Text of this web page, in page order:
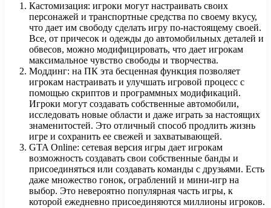
Кастомизация: игроки могут настраивать своих
персонажей и транспортные средства по своему вкусу,
что дает им свободу сделать игру по-настоящему своей.
Все, от причесок и одежды до автомобильных деталей и
обвесов, можно модифицировать, что дает игрокам
максимальное чувство свободы и творчества.
Моддинг: на ПК эта бесценная функция позволяет
игрокам настраивать и улучшать игровой процесс с
помощью скриптов и программных модификаций.
Игроки могут создавать собственные автомобили,
исследовать новые области и даже играть за настоящих
знаменитостей. Это отличный способ продлить жизнь
игре и сохранить ее свежей и захватывающей.
GTA Online: сетевая версия игры дает игрокам
возможность создавать свои собственные банды и
присоединяться или создавать команды с друзьями. Есть
даже множество гонок, ограблений и мини-игр на
выбор. Это невероятно популярная часть игры, к
которой ежедневно присоединяются миллионы игроков.